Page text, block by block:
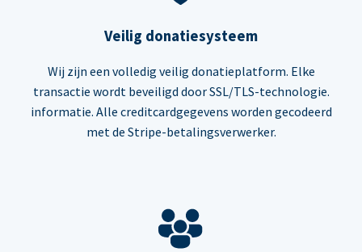
Veilig donatiesysteem
Wij zijn een volledig veilig donatieplatform. Elke
transactie wordt beveiligd door SSL/TLS-technologie.
informatie. Alle creditcardgegevens worden gecodeerd
met de Stripe-betalingsverwerker.